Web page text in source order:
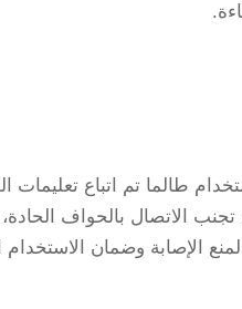
طالما تم اتباع تعليمات
تجنب الاتصال بالحواف
لمنع الإصابة وضمان